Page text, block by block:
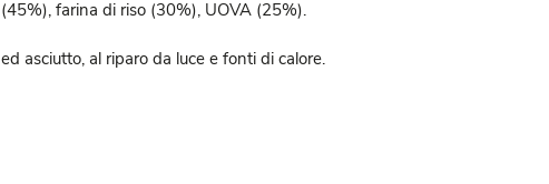
farina di riso (30%), UOVA (25%).
asciutto, al riparo da luce e fonti di calore.